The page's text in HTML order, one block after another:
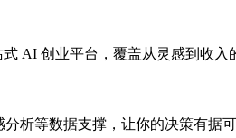
AI 创业平台，覆盖从灵感到收入
析等数据支撑，让你的决策有据可